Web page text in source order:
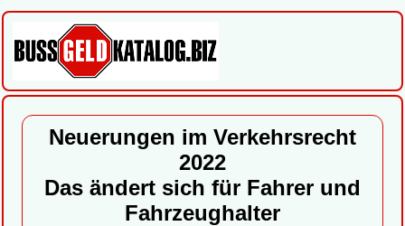
Neuerungen im Verkehrsrecht
2022
Das ändert sich für Fahrer und
Fahrzeughalter